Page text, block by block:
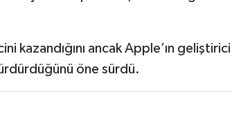
kazandığını ancak Apple’ın geliştirici
öne sürdü.